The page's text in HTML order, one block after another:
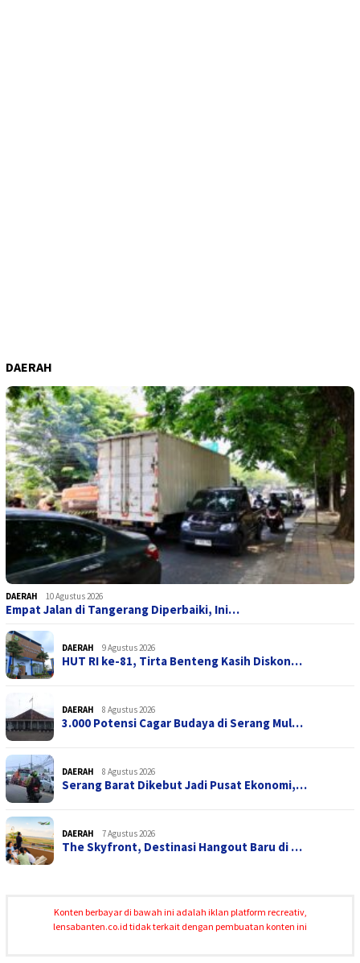
DAERAH
DAERAH 10 Agustus 2026
Empat Jalan di Tangerang Diperbaiki, Ini…
DAERAH 9 Agustus 2026
HUT RI ke-81, Tirta Benteng Kasih Diskon…
DAERAH 8 Agustus 2026
3.000 Potensi Cagar Budaya di Serang Mul…
DAERAH 8 Agustus 2026
Serang Barat Dikebut Jadi Pusat Ekonomi,…
DAERAH 7 Agustus 2026
The Skyfront, Destinasi Hangout Baru di …
Konten berbayar di bawah ini adalah iklan platform recreativ,
lensabanten.co.id tidak terkait dengan pembuatan konten ini